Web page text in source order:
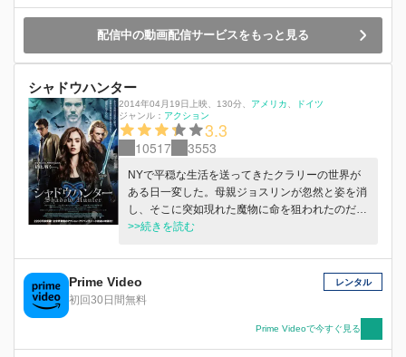
配信中の動画配信サービスをもっと見る
シャドウハンター
2014年04月19日上映 130分 アメリカ
ドイツ
ジャンル： アクション
3.3
10517 3553
NYで平穏な生活を送ってきたクラリーの世界が
ある日一変した。母親ジョスリンが忽然と姿を消
し、そこに突如現れた魔物に命を狙われたのだっ
た。成す術のないクラリーを救ったのは、不思議
イスの美しさと不思議な能力に魅せられ、クラリ
ーは”シャドウワールド”と呼ばれる、NYの裏に隠
されたヴァンパイアや人狼が息づく闇の世界に足
るうち、クラリーは自分には備わっているはずも
ないと思っていた能力に目覚め、そしてジェイス
>>続きを読む
Prime Video
初回30日間無料
レンタル
Prime Videoで今すぐ見る